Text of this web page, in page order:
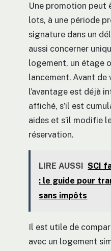
Une promotion peut
lots, à une période
signature dans un
aussi concerner
logement, un étage
lancement. Avant de
l’avantage est déjà
affiché, s’il est
aides et s’il modifie
réservation.
LIRE AUSSI
SCI
: le guide pour
sans impôts
Il est utile de
avec un logement